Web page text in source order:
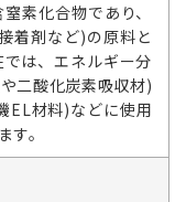
素化合物であり、
着剤など)の原料と
は、エネルギー分
二酸化炭素吸収材)
EL材料)などに使用
。